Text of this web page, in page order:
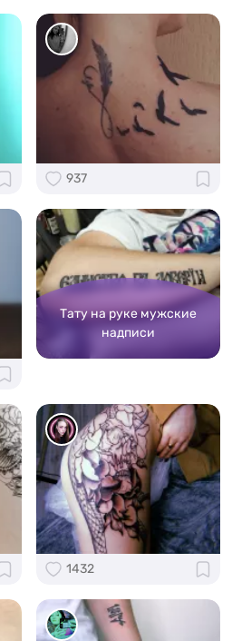
937
Тату на руке мужские
надписи
1432